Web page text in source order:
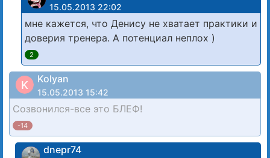
15.05.2013 22:02
мне кажется, что Денису не хватает практики и
доверия тренера. А потенциал неплох )
2
K Kolyan
15.05.2013 15:42
Созвонился-все это БЛЕФ!
-14
dnepr74